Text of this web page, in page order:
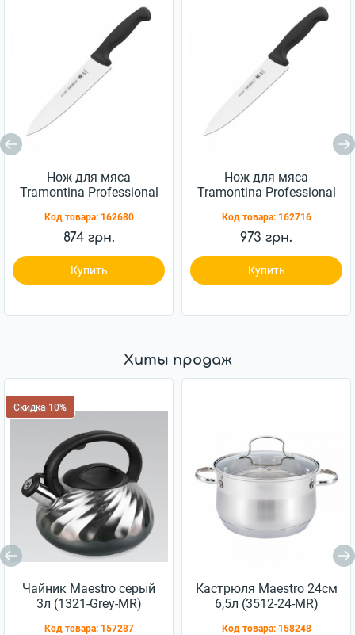
Нож для мяса
Tramontina Professional
(24609/006)
Код товара: 162680
874 грн.
Купить
Нож для мяса
Tramontina Professional
(24609/008)
Код товара: 162716
973 грн.
Купить
Хиты продаж
Скидка 10%
Чайник Maestro серый
3л (1321-Grey-MR)
Код товара: 157287
Кастрюля Maestro 24см
6,5л (3512-24-MR)
Код товара: 158248